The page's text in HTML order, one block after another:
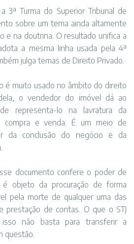
3ª Turma do Superior Tribunal de
sobre um tema ainda altamente
e na doutrina. O resultado unifica a
a mesma linha usada pela 4ª
julga temas de Direito Privado.
é muito usado no âmbito do direito
o vendedor do imóvel dá ao
representa-lo na lavratura da
compra e venda. É um meio de
da conclusão do negócio e da
documento confere o poder de
objeto da procuração de forma
pela morte de qualquer uma das
prestação de contas. O que o STJ
não basta para transferir a
questão.